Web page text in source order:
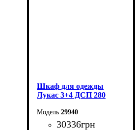
Шкаф для одежды
Лукас 3+4 ДСП 280
29940
30336грн